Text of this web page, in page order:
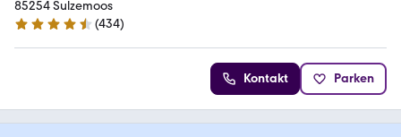
85254 Sulzemoos
4.7 Sterne
(434)
Kontakt Parken